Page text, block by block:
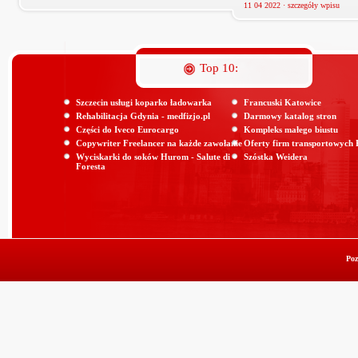
11 04 2022 · szczegóły wpisu
Top 10:
Szczecin usługi koparko ładowarka
Rehabilitacja Gdynia - medfizjo.pl
Części do Iveco Eurocargo
Copywriter Freelancer na każde zawołanie
Wyciskarki do soków Hurom - Salute di
Foresta
Francuski Katowice
Darmowy katalog stron
Kompleks małego biustu
Oferty firm transportowych
Szóstka Weidera